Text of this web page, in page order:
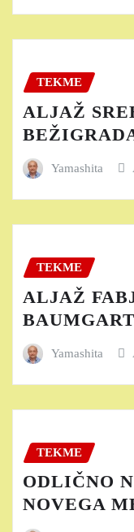
TEKME
ALJAŽ
Yamashita
TEKME
ALJAŽ
Yamashita
TEKME
ODLIČNO
NOVEGA